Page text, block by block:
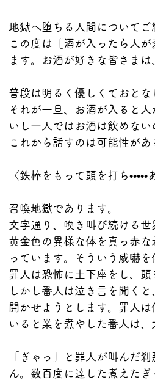
地獄へ堕ちる人間についてご
この度は［酒が入ったら人
ます。お酒が好きな皆さま
普段は明るく優しくておとな
それが一旦、お酒が入ると
いし一人ではお酒は飲めな
これから話すのは可能性があ
〈鉄棒をもって頭を打ち
召喚地獄であります。
文字通り、喚き叫び続ける世
黄金色の異様な体を真っ赤
っています。そういう威嚇
罪人は恐怖に土下座をし、頭
しかし番人は泣き言を聞く
開かせようとします。罪人
いると業を煮やした番人は
「ぎゃっ」と罪人が叫んだ
ん。数百度に達した煮えたぎ